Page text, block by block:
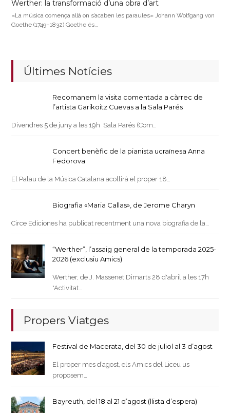
Werther: la transformació d’una obra d’art
«La música comença allà on s’acaben les paraules» Johann Wolfgang von
Goethe (1749–1832) Goethe és…
Últimes Notícies
Recomanem la visita comentada a càrrec de
l’artista Garikoitz Cuevas a la Sala Parés
Divendres 5 de juny a les 19h Sala Parés (Com…
Concert benèfic de la pianista ucraïnesa Anna
Fedorova
El Palau de la Música Catalana acollirà el proper 18…
Biografia «Maria Callas», de Jerome Charyn
Circe Ediciones ha publicat recentment una nova biografia de la…
“Werther”, l’assaig general de la temporada 2025-
2026 (exclusiu Amics)
Werther, de J. Massenet Dimarts 28 d'abril a les 17h
*Activitat…
Propers Viatges
Festival de Macerata, del 30 de juliol al 3 d’agost
El proper mes d’agost, els Amics del Liceu us
proposem…
Bayreuth, del 18 al 21 d’agost (llista d’espera)